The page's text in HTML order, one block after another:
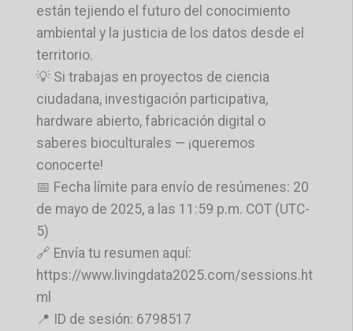
están tejiendo el futuro del conocimiento
ambiental y la justicia de los datos desde el
territorio.
💡 Si trabajas en proyectos de ciencia
ciudadana, investigación participativa,
hardware abierto, fabricación digital o
saberes bioculturales — ¡queremos
conocerte!
📅 Fecha límite para envío de resúmenes: 20
de mayo de 2025, a las 11:59 p.m. COT (UTC-
5)
🔗 Envía tu resumen aquí:
https://www.livingdata2025.com/sessions.ht
ml
📍 ID de sesión: 6798517